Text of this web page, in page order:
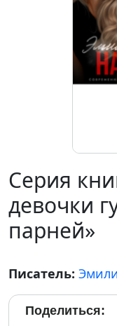
Серия
девочки
парней»
Писатель:
Поделиться: